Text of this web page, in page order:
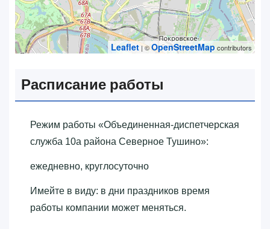
Leaflet | ©OpenStreetMap contributors
Расписание работы
Режим работы «‎Объединенная-диспетчерская
служба 10а района Северное Тушино»‎:
ежедневно, круглосуточно
Имейте в виду: в дни праздников время
работы компании может меняться.